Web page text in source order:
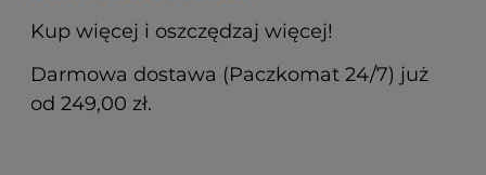
Kup więcej i oszczędzaj więcej!
Darmowa dostawa (Paczkomat 24/7) już
od 249,00 zł.